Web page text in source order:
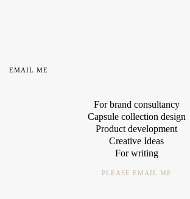
EMAIL ME
For brand consultancy
Capsule collection design
Product development
Creative Ideas
For writing
PLEASE EMAIL ME